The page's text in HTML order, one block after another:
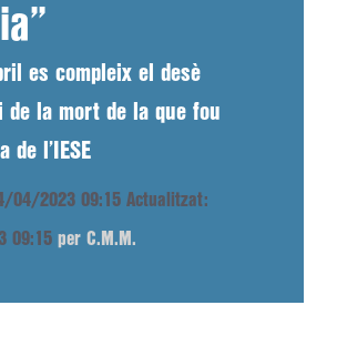
es compleix el desè
de la mort de la que fou
de l’IESE
04/2023 09:15 Actualitzat:
09:15 per C.M.M.